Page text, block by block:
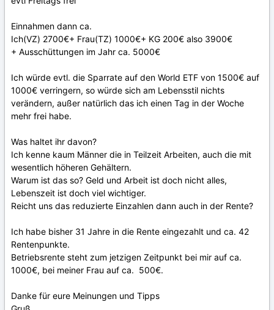
Einnahmen dann ca.
Ich(VZ) 2700€+ Frau(TZ) 1000€+ KG 200€ also 3900€
+ Ausschüttungen im Jahr ca. 5000€
Ich würde evtl. die Sparrate auf den World ETF von 1500€ auf
1000€ verringern, so würde sich am Lebensstil nichts
verändern, außer natürlich das ich einen Tag in der Woche
mehr frei habe.
Was haltet ihr davon?
Ich kenne kaum Männer die in Teilzeit Arbeiten, auch die mit
wesentlich höheren Gehältern.
Warum ist das so? Geld und Arbeit ist doch nicht alles,
Lebenszeit ist doch viel wichtiger.
Reicht uns das reduzierte Einzahlen dann auch in der Rente?
Ich habe bisher 31 Jahre in die Rente eingezahlt und ca. 42
Rentenpunkte.
Betriebsrente steht zum jetzigen Zeitpunkt bei mir auf ca.
1000€, bei meiner Frau auf ca. 500€.
Danke für eure Meinungen und Tipps